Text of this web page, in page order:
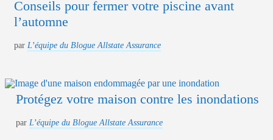
Ouvrir monAllstate
Rechercher
Conseils pour fermer votre piscine avant
l’automne
par L’équipe du Blogue Allstate Assurance
Protégez votre maison contre les inondations
par L’équipe du Blogue Allstate Assurance